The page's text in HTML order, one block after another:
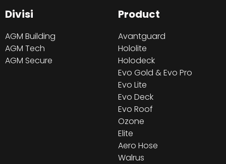
Divisi
AGM Building
AGM Tech
AGM Secure
Product
Avantguard
Hololite
Holodeck
Evo Gold & Evo Pro
Evo Lite
Evo Deck
Evo Roof
Ozone
Elite
Aero Hose
Walrus